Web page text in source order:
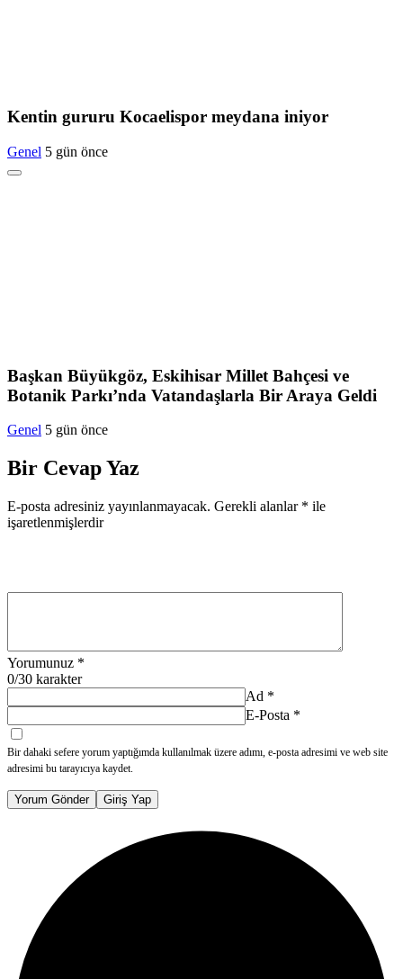
Kentin gururu Kocaelispor meydana iniyor
Genel 5 gün önce
Başkan Büyükgöz, Eskihisar Millet Bahçesi ve
Botanik Parkı’nda Vatandaşlarla Bir Araya Geldi
Genel 5 gün önce
Bir Cevap Yaz
E-posta adresiniz yayınlanmayacak. Gerekli alanlar * ile
işaretlenmişlerdir
Yorumunuz *
0/30 karakter
Ad *
E-Posta *
Bir dahaki sefere yorum yaptığımda kullanılmak üzere adımı, e-posta adresimi ve web site
adresimi bu tarayıcıya kaydet.
Yorum Gönder Giriş Yap